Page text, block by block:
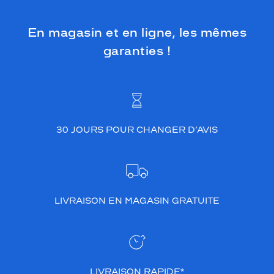
En magasin et en ligne, les mêmes
garanties !
30 JOURS POUR CHANGER D’AVIS
LIVRAISON EN MAGASIN GRATUITE